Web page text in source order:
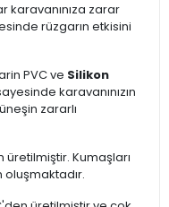
karavanınıza zarar
rüzgarın etkisini
PVC ve Silikon
karavanınızın
zararlı
Kumaşları